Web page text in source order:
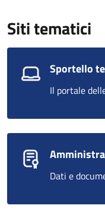
Siti tematici
Sportello
Il portale
Dati e